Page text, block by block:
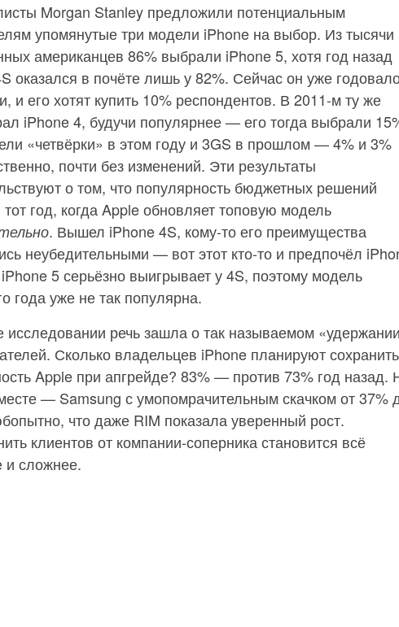
Morgan Stanley предложили потенциальным
упомянутые три модели iPhone на выбор. Из тысячи
американцев 86% выбрали iPhone 5, хотя год назад
оказался в почёте лишь у 82%. Сейчас он уже
и его хотят купить 10% респондентов. В 2011-м ту же
iPhone 4, будучи популярнее — его тогда выбрали
«четвёрки» в этом году и 3GS в прошлом — 4% и 3%
почти без изменений. Эти результаты
о том, что популярность бюджетных решений
тот год, когда Apple обновляет топовую модель
. Вышел iPhone 4S, кому-то его преимущества
неубедительными — вот этот кто-то и предпочёл
5 серьёзно выигрывает у 4S, поэтому модель
года уже не так популярна.
исследовании речь зашла о так называемом
Сколько владельцев iPhone планируют сохранить
Apple при апгрейде? 83% — против 73% год назад.
— Samsung с умопомрачительным скачком от 37%
что даже RIM показала уверенный рост.
клиентов от компании-соперника становится всё
и сложнее.